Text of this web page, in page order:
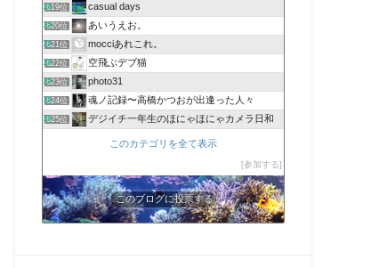
619位 casual days
620位 あいうえお。
621位 mocciあれこれ。
622位 空飛ぶデブ猫
623位 photo31
624位 魂ノ記録〜高橋かつおが出逢った人々
625位 デジイチ一年生のほにゃほにゃカメラ日和
このカテゴリを全て表示
参加する
このブログに投票する